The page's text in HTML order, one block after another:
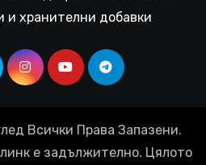
и хранителни добавки
Всички Права Запазени.
е задължително. Цялото